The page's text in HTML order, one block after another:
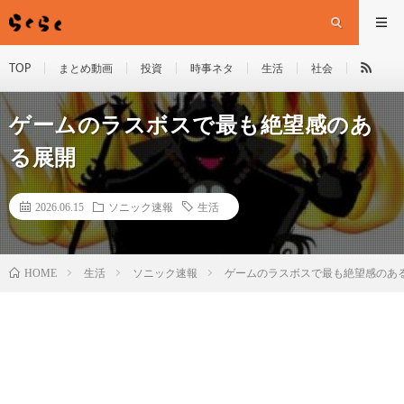
TOP まとめ動画 投資 時事ネタ 生活 社会
ゲームのラスボスで最も絶望感のあ
る展開
2026.06.15 ソニック速報 生活
HOME 生活 ソニック速報 ゲームのラスボスで最も絶望感のあ